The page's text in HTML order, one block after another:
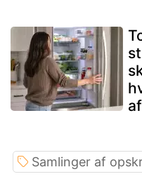
Samlinger af